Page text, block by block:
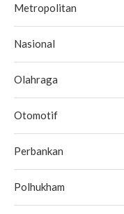
Metropolitan
Nasional
Olahraga
Otomotif
Perbankan
Polhukham